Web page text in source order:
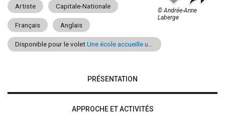
mes
© Andrée-Anne
Laberge
Artiste Capitale-Nationale
Français Anglais
Disponible pour le voletUne école accueille un artiste
PRÉSENTATION
APPROCHE ET ACTIVITÉS